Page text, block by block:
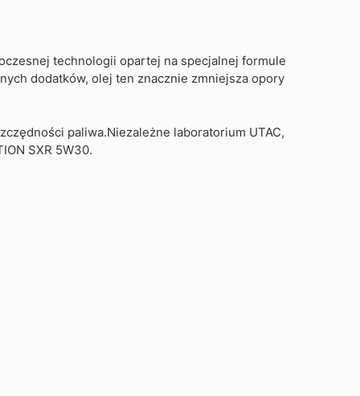
technologii opartej na specjalnej formule
dodatków, olej ten znacznie zmniejsza opory
paliwa.Niezależne laboratorium UTAC,
SXR 5W30.